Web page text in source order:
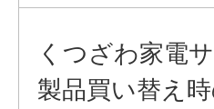
くつざわ家電
製品買い替え